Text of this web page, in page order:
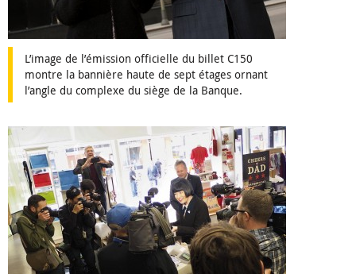
L’image de l’émission officielle du billet C150
montre la bannière haute de sept étages ornant
l’angle du complexe du siège de la Banque.